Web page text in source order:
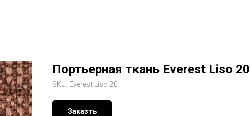
Портьерная ткань Everest Liso 20
SKU: Everest Liso 20
Заказть